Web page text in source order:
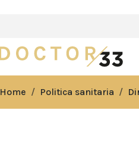
Home Politica sanitaria